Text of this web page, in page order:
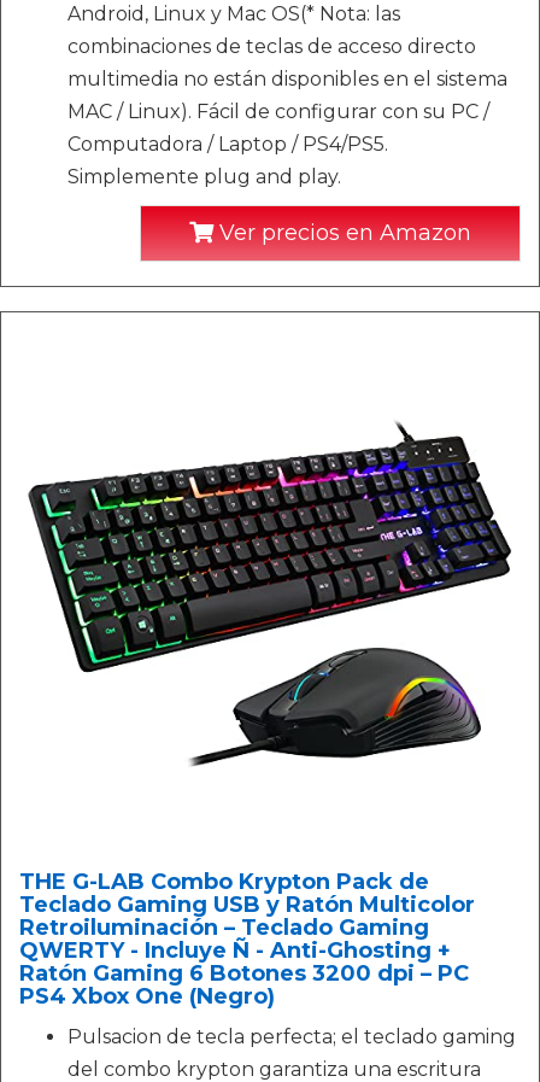
Android, Linux y Mac OS(* Nota: las
combinaciones de teclas de acceso directo
multimedia no están disponibles en el sistema
MAC / Linux). Fácil de configurar con su PC /
Computadora / Laptop / PS4/PS5.
Simplemente plug and play.
Ver precios en Amazon
THE G-LAB Combo Krypton Pack de
Teclado Gaming USB y Ratón Multicolor
Retroiluminación – Teclado Gaming
QWERTY - Incluye Ñ - Anti-Ghosting +
Ratón Gaming 6 Botones 3200 dpi – PC
PS4 Xbox One (Negro)
Pulsacion de tecla perfecta; el teclado gaming
del combo krypton garantiza una escritura